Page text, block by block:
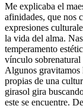
Me explicaba el
afinidades, que nos
expresiones
la vida del alma.
temperamento
vínculo sobrenatural
Algunos gravitamos
propias de una
girasol gira
este se encuentre.